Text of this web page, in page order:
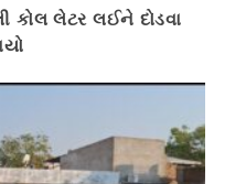
કોલ લેટર લઈને દોડવા